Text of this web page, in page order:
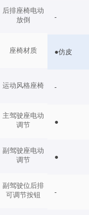
后排座椅电动
放倒
座椅材质
运动风格座椅
主驾驶座电动
调节
副驾驶座电动
调节
副驾驶位后排
可调节按钮
-
●仿皮
-
●
●
-